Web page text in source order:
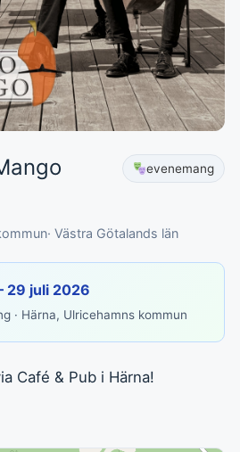
evenemang
· Västra Götalands län
29 juli 2026
· Härna, Ulricehamns kommun
Café & Pub i Härna!